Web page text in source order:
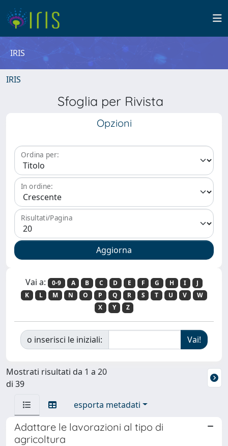
IRIS
IRIS
Sfoglia per Rivista
Opzioni
Ordina per:
In ordine:
Risultati/Pagina
Vai a: 0-9 A B C D E F G H I
J
K
L M N O P Q R S T U V
W
X
Y Z
o inserisci le iniziali:
Mostrati risultati da 1 a 20
di 39
esporta metadati
Adattare le lavorazioni al tipo di
agricoltura